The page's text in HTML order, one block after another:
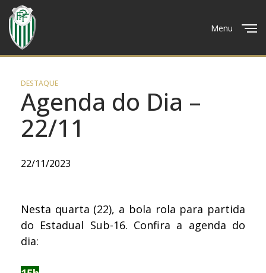
Menu
DESTAQUE
Agenda do Dia –
22/11
22/11/2023
Nesta quarta (22), a bola rola para partida
do Estadual Sub-16. Confira a agenda do
dia: